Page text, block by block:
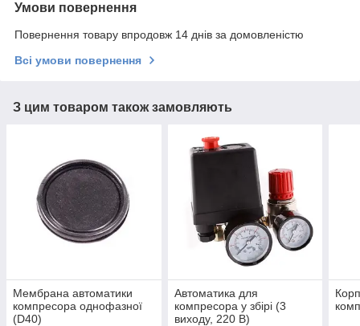
Умови повернення
Повернення товару впродовж 14 днів за домовленістю
Всі умови повернення
З цим товаром також замовляють
Мембрана автоматики
компресора однофазної
(D40)
Автоматика для
компресора у збірі (3
виходу, 220 В)